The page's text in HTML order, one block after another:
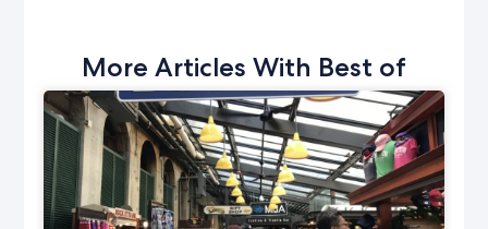
More Articles With Best of